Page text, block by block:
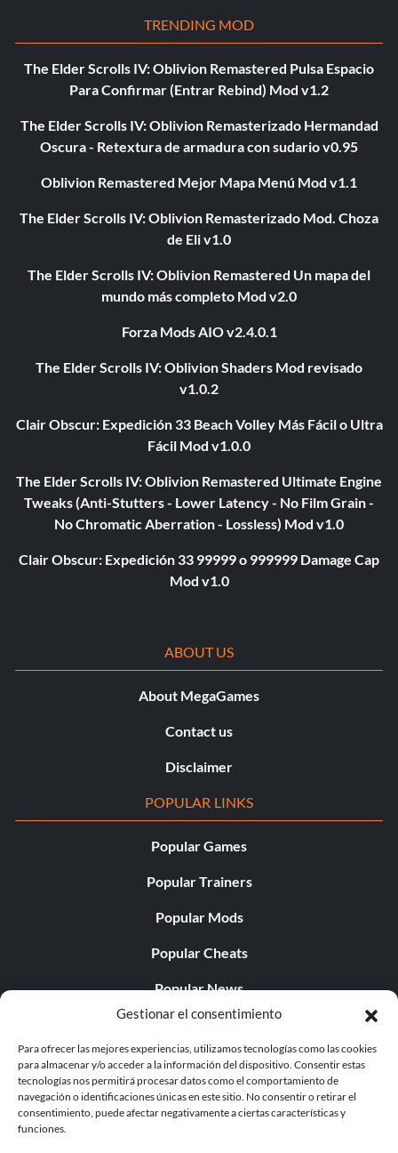
Gestionar el consentimiento
Para ofrecer las mejores experiencias, utilizamos tecnologías como las cookies
para almacenar y/o acceder a la información del dispositivo. Consentir estas
tecnologías nos permitirá procesar datos como el comportamiento de
navegación o identificaciones únicas en este sitio. No consentir o retirar el
consentimiento, puede afectar negativamente a ciertas características y
funciones.
TRENDING MOD
The Elder Scrolls IV: Oblivion Remastered Pulsa Espacio
Para Confirmar (Entrar Rebind) Mod v1.2
The Elder Scrolls IV: Oblivion Remasterizado Hermandad
Oscura - Retextura de armadura con sudario v0.95
Oblivion Remastered Mejor Mapa Menú Mod v1.1
The Elder Scrolls IV: Oblivion Remasterizado Mod. Choza
de Eli v1.0
The Elder Scrolls IV: Oblivion Remastered Un mapa del
mundo más completo Mod v2.0
Forza Mods AIO v2.4.0.1
The Elder Scrolls IV: Oblivion Shaders Mod revisado
v1.0.2
Clair Obscur: Expedición 33 Beach Volley Más Fácil o Ultra
Fácil Mod v1.0.0
The Elder Scrolls IV: Oblivion Remastered Ultimate Engine
Tweaks (Anti-Stutters - Lower Latency - No Film Grain -
No Chromatic Aberration - Lossless) Mod v1.0
Clair Obscur: Expedición 33 99999 o 999999 Damage Cap
Mod v1.0
ABOUT US
About MegaGames
Contact us
Disclaimer
POPULAR LINKS
Popular Games
Popular Trainers
Popular Mods
Popular Cheats
Popular News
Popular Editorials
Popular Free Games
LATEST UPDATES